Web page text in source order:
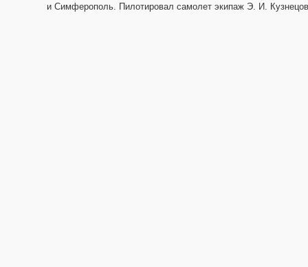
и Симферополь. Пилотировал самолет экипаж Э. И.